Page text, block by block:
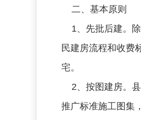
二、基本原则
1、先批后建。除
民建房流程和收费
宅。
2、按图建房。县
推广标准施工图集